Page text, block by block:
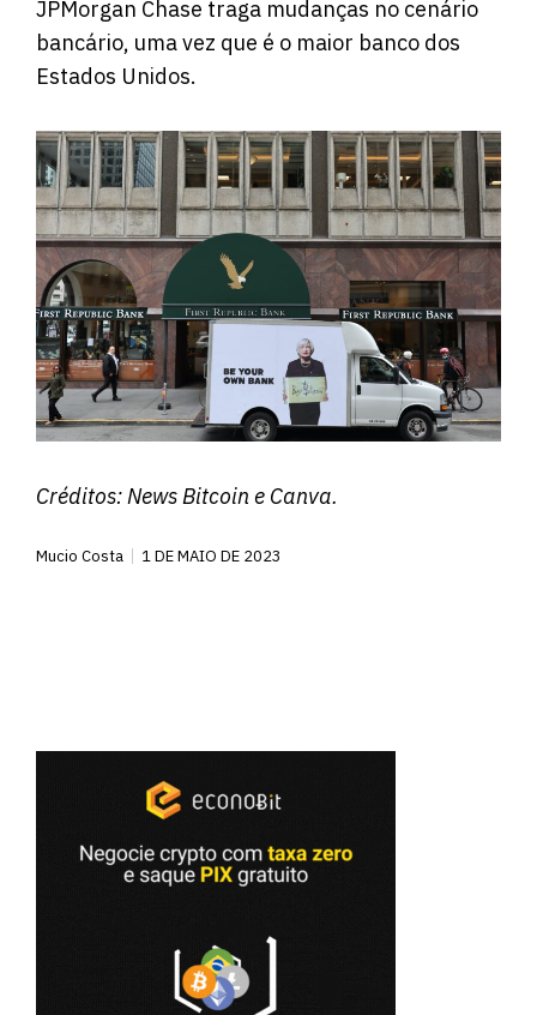
JPMorgan Chase traga mudanças no cenário
bancário, uma vez que é o maior banco dos
Estados Unidos.
Créditos:News Bitcoin e Canva.
Mucio Costa 1 DE MAIO DE 2023